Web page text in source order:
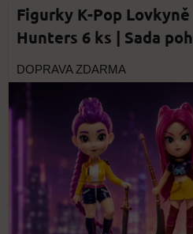
Figurky K-Pop
Hunters 6 ks | Sada
DOPRAVA ZDARMA